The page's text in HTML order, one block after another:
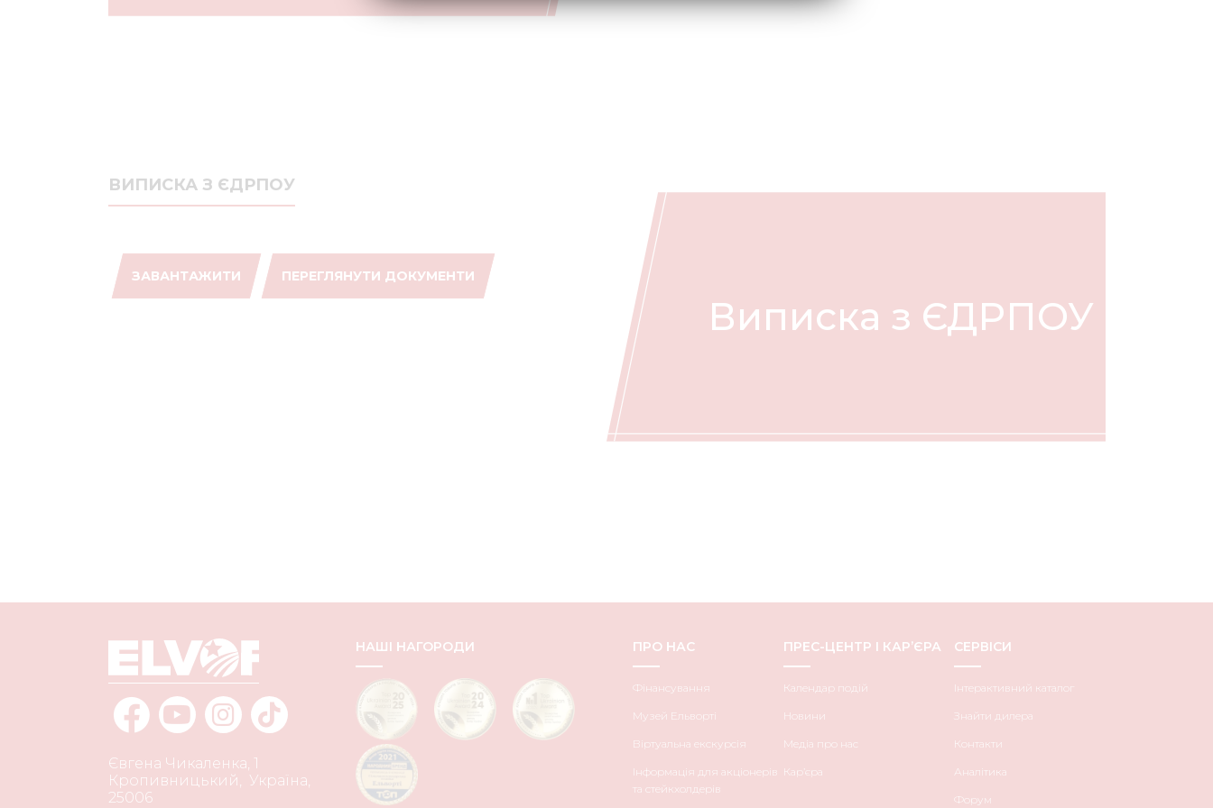
Виписка з ЄДРПОУ
ВИПИСКА З ЄДРПОУ
ЗАВАНТАЖИТИ ПЕРЕГЛЯНУТИ ДОКУМЕНТИ
Євгена Чикаленка, 1
Кропивницький, Україна,
25006
НАШІ НАГОРОДИ ПРО НАС
Фінансування
Музей Ельворті
Віртуальна екскурсія
Інформація для акціонерів
та стейкхолдерів
ПРЕС-ЦЕНТР І КАР’ЄРА
Календар подій
Новини
Медіа про нас
Кар’єра
СЕРВІСИ
Інтерактивний каталог
Знайти дилера
Контакти
Аналітика
Форум